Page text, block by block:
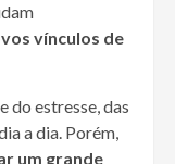
vínculos de
do estresse, das
a dia. Porém,
um grande